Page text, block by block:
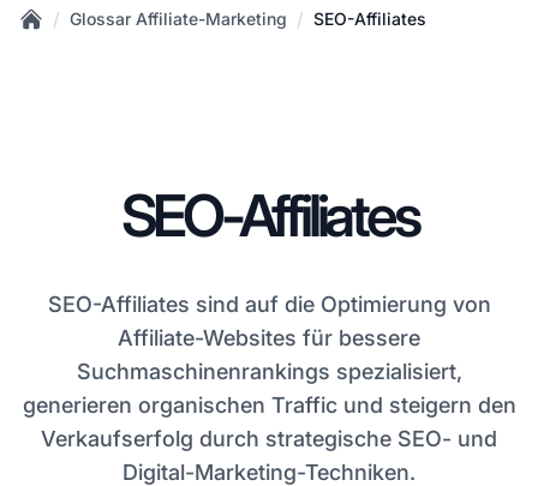
/ Glossar Affiliate-Marketing / SEO-Affiliates
SEO-Affiliates
SEO-Affiliates sind auf die Optimierung von
Affiliate-Websites für bessere
Suchmaschinenrankings spezialisiert,
generieren organischen Traffic und steigern den
Verkaufserfolg durch strategische SEO- und
Digital-Marketing-Techniken.